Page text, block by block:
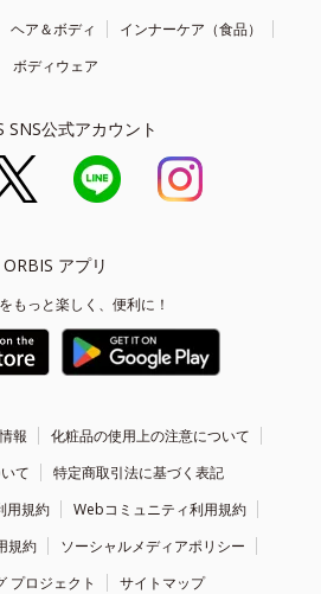
ヘア＆ボディ
インナーケア（食品）
ボディウェア
SNS公式アカウント
ORBIS アプリ
もっと楽しく、便利に！
報
化粧品の使用上の注意について
て
特定商取引法に基づく表記
用規約
Webコミュニティ利用規約
規約
ソーシャルメディアポリシー
プロジェクト
サイトマップ